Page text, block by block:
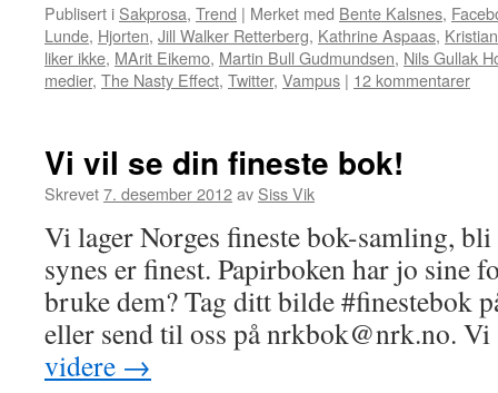
Publisert i Sakprosa, Trend | Merket med Bente Kalsnes,
Lunde, Hjorten, Jill Walker Retterberg, Kathrine Aspaas,
liker ikke, MArit Eikemo, Martin Bull Gudmundsen, Nils Gullak
medier, The Nasty Effect, Twitter, Vampus | 12 kommentarer
Vi vil se din fineste bok!
Skrevet7. desember 2012av Siss Vik
Vi lager Norges fineste bok-samling,
synes er finest. Papirboken har jo sine
bruke dem? Tag ditt bilde #finestebok
eller send til oss på nrkbok@nrk.no.
videre →